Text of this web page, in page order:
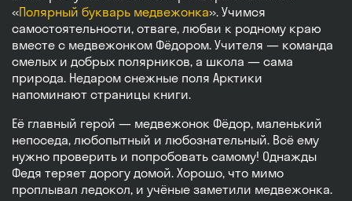
«Полярный букварь медвежонка». Учимся
самостоятельности, отваге, любви к родному краю
вместе с медвежонком Фёдором. Учителя — команда
смелых и добрых полярников, а школа — сама
природа. Недаром снежные поля Арктики
напоминают страницы книги.
Её главный герой — медвежонок Фёдор, маленький
непоседа, любопытный и любознательный. Всё ему
нужно проверить и попробовать самому! Однажды
Федя теряет дорогу домой. Хорошо, что мимо
проплывал ледокол, и учёные заметили медвежонка.